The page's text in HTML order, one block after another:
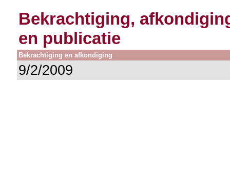
Bekrachtiging,
en publicatie
Bekrachtiging en afkondiging
9/2/2009